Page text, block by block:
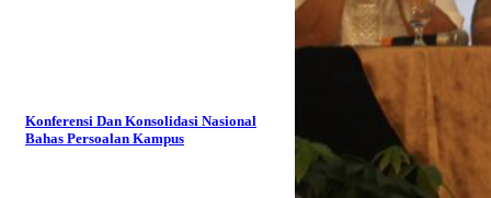
Konferensi Dan Konsolidasi Nasional
Bahas Persoalan Kampus